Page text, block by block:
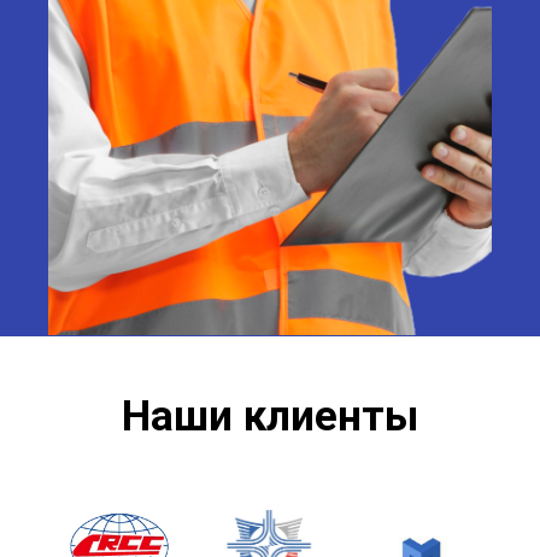
Наши клиенты